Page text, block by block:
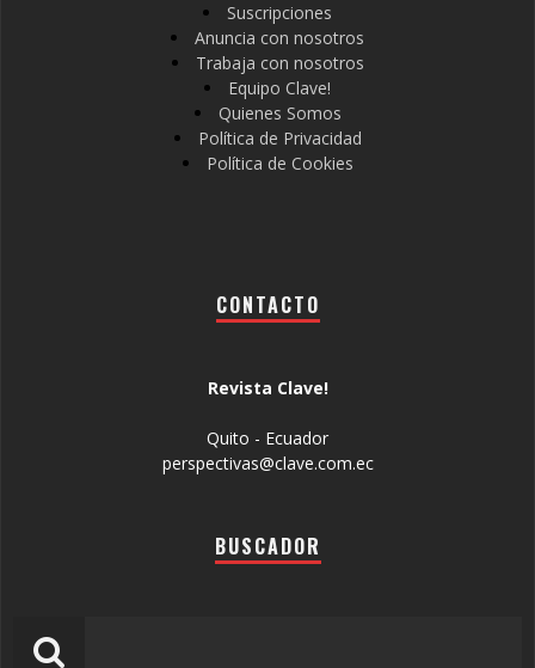
Suscripciones
Anuncia con nosotros
Trabaja con nosotros
Equipo Clave!
Quienes Somos
Política de Privacidad
Política de Cookies
CONTACTO
Revista Clave!
Quito - Ecuador
perspectivas@clave.com.ec
BUSCADOR